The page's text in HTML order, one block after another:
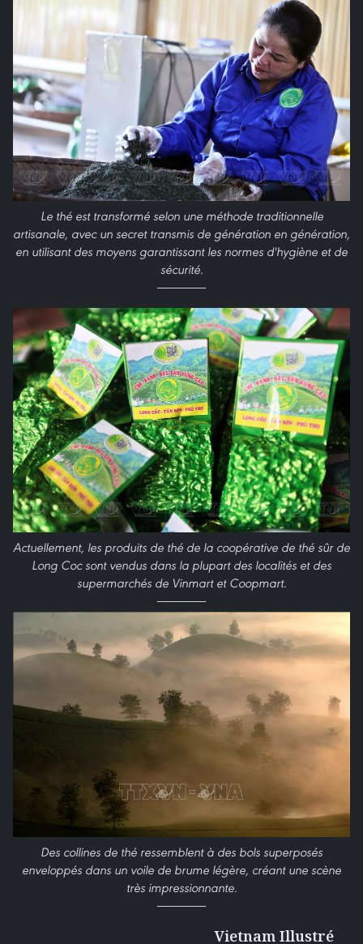
Le thé est transformé selon une méthode traditionnelle
artisanale, avec un secret transmis de génération en génération,
en utilisant des moyens garantissant les normes d'hygiène et de
sécurité.
Actuellement, les produits de thé de la coopérative de thé sûr de
Long Coc sont vendus dans la plupart des localités et des
supermarchés de Vinmart et Coopmart.
Des collines de thé ressemblent à des bols superposés
enveloppés dans un voile de brume légère, créant une scène
très impressionnante.
Vietnam Illustré